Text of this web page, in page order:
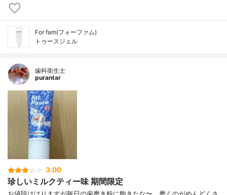
For fam(フォーファム)
トゥースジェル
歯科衛生士
purantar
3.00
珍しいミルクティー味 期間限定